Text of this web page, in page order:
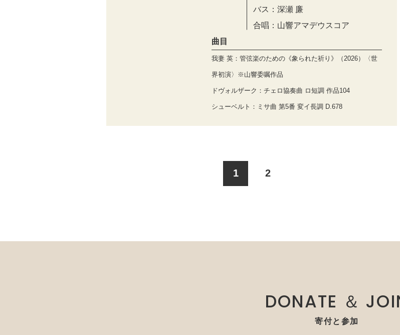
バス：深瀬 廉
合唱：山響アマデウスコア
曲目
我妻 英：管弦楽のための《象られた祈り》（2026）〈世
界初演〉※山響委嘱作品
ドヴォルザーク：チェロ協奏曲 ロ短調 作品104
シューベルト：ミサ曲 第5番 変イ長調 D.678
1 2
DONATE ＆
寄付と参加